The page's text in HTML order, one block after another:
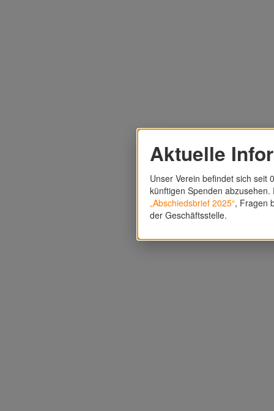
Aktuelle
Unser Verein befindet sich seit
künftigen Spenden
„Abschiedsbrief 2025“, Fragen
der Geschäftsstelle.